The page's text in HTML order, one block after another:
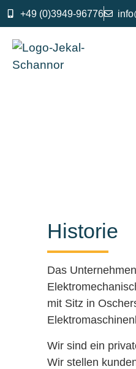
+49 (0)3949-96776
Historie
Das
mit Sitz in
Wir sind ein
Wir stellen